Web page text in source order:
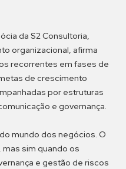
da S2 Consultoria,
organizacional, afirma
recorrentes em fases de
de crescimento
por estruturas
e governança.
mundo dos negócios. O
sim quando os
e gestão de riscos